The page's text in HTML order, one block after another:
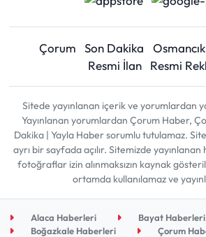
Çorum Son Dakika Osmancık
Resmi İlan
Resmi
Sitede yayınlanan içerik ve yorumlardan
Yayınlanan yorumlardan Çorum Haber,
Dakika | Yayla Haber sorumlu tutulamaz.
ayrı bir sayfada açılır. Sitemizde yayınlanan
fotoğraflar izin alınmaksızın kaynak
ortamda kullanılamaz ve
Alaca Haberleri
Bayat Haberleri
Boğazkale Haberleri
Çorum